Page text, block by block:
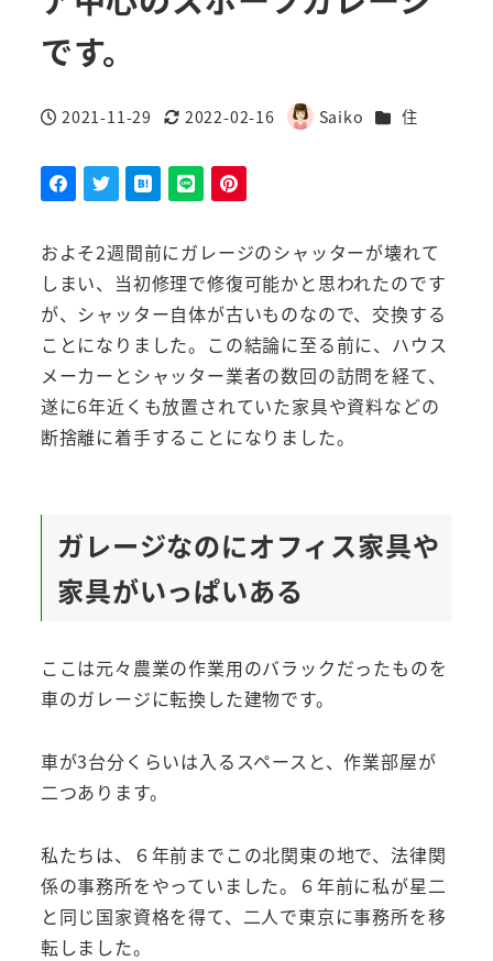
です。
投稿日
2021-11-29
更新日
2022-02-16
著
Saiko カテゴリー
住
およそ2週間前にガレージのシャッターが壊れて
しまい、当初修理で修復可能かと思われたのです
が、シャッター自体が古いものなので、交換する
ことになりました。この結論に至る前に、ハウス
メーカーとシャッター業者の数回の訪問を経て、
遂に6年近くも放置されていた家具や資料などの
断捨離に着手することになりました。
ガレージなのにオフィス家具や
家具がいっぱいある
ここは元々農業の作業用のバラックだったものを
車のガレージに転換した建物です。
車が3台分くらいは入るスペースと、作業部屋が
二つあります。
私たちは、６年前までこの北関東の地で、法律関
係の事務所をやっていました。６年前に私が星二
と同じ国家資格を得て、二人で東京に事務所を移
転しました。